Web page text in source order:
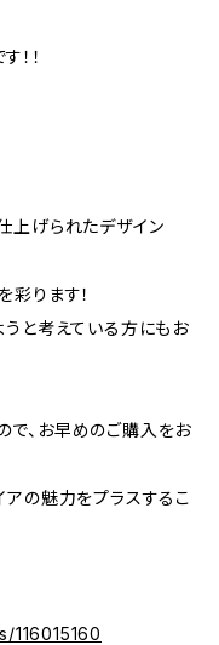
！！
上げられたデザイン
彩ります！
うと考えている方にもお
、お早めのご購入をお
アの魅力をプラスするこ